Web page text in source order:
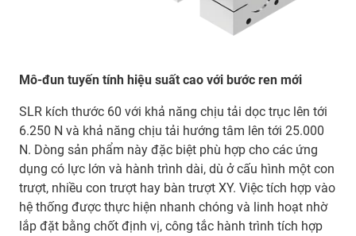
Mô-đun tuyến tính hiệu suất cao với bước ren mới
SLR kích thước 60 với khả năng chịu tải dọc trục lên tới
6.250 N và khả năng chịu tải hướng tâm lên tới 25.000
N. Dòng sản phẩm này đặc biệt phù hợp cho các ứng
dụng có lực lớn và hành trình dài, dù ở cấu hình một con
trượt, nhiều con trượt hay bàn trượt XY. Việc tích hợp vào
hệ thống được thực hiện nhanh chóng và linh hoạt nhờ
lắp đặt bằng chốt định vị, công tắc hành trình tích hợp